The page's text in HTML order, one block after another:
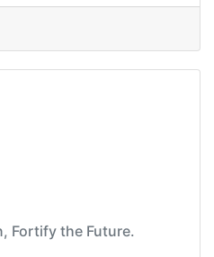
Fortify the Future.